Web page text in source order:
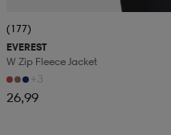
(177)
EVEREST
W Zip Fleece Jacket
+3
26,99